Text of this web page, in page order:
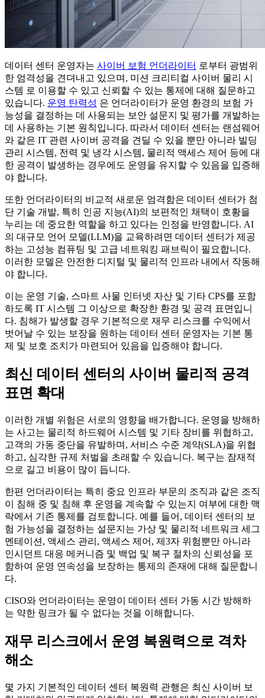
데이터 센터 운영자는 사이버 보험 언더라이터 로부터 광범위
한 엄격성을 견뎌내고 있으며, 미션 크리티컬 사이버 물리 시
스템 로 이용할 수 있고 신뢰할 수 있는 통제에 대해 질문하고
있습니다. 운영 탄력성 은 언더라이터가 운영 환경의 보험 가
능성을 결정하는 데 사용되는 보안 설문지 및 평가를 개발하는
데 사용하는 기본 원칙입니다. 따라서 데이터 센터는 랜섬웨어
와 같은 IT 관련 사이버 공격을 견딜 수 있을 뿐만 아니라 빌딩
관리 시스템, 전력 및 냉각 시스템, 물리적 액세스 제어 등에 대
한 공격이 발생하는 경우에도 운영을 유지할 수 있음을 입증해
야 합니다.
또한 언더라이터의 비교적 새로운 엄격함은 데이터 센터가 첨
단 기술 개발, 특히 인공 지능(AI)의 보편적인 채택이 호황을
누리는 데 중요한 역할을 하고 있다는 인정을 반영합니다. AI
의 대규모 언어 모델(LLM)을 교육하려면 데이터 센터가 제공
하는 고성능 컴퓨팅 및 고급 네트워킹 패브릭이 필요합니다.
이러한 모델은 안전한 디지털 및 물리적 인프라 내에서 작동해
야 합니다.
이는 운영 기술, 스마트 사물 인터넷 자산 및 기타 CPS를 포함
하도록 IT 시스템 그 이상으로 확장한 환경 및 공격 표면입니
다. 침해가 발생할 경우 기본적으로 재무 리스크를 수익에서
벗어날 수 있는 보장을 원하는 데이터 센터 운영자는 기본 통
제 및 보호 조치가 마련되어 있음을 입증해야 합니다.
최신 데이터 센터의 사이버 물리적 공격
표면 확대
이러한 개별 위험은 서로의 영향을 배가합니다. 운영을 방해하
는 사고는 물리적 하드웨어 시스템 및 기타 장비를 위협하고,
고객의 가동 중단을 유발하며, 서비스 수준 계약(SLA)을 위협
하고, 심각한 규제 처벌을 초래할 수 있습니다. 복구는 잠재적
으로 길고 비용이 많이 듭니다.
한편 언더라이터는 특히 중요 인프라 부문의 조직과 같은 조직
이 침해 중 및 침해 후 운영을 계속할 수 있는지 여부에 대한 맥
락에서 기존 통제를 검토합니다. 예를 들어, 데이터 센터의 보
험 가능성을 결정하는 설문지는 가상 및 물리적 네트워크 세그
멘테이션, 액세스 관리, 액세스 제어, 제3자 위험뿐만 아니라
인시던트 대응 메커니즘 및 백업 및 복구 절차의 신뢰성을 포
함하여 운영 연속성을 보장하는 통제의 존재에 대해 질문합니
다.
CISO와 언더라이터는 운영이 데이터 센터 가동 시간 방해하
는 약한 링크가 될 수 없다는 것을 이해합니다.
재무 리스크에서 운영 복원력으로 격차
해소
몇 가지 기본적인 데이터 센터 복원력 관행은 최신 사이버 보